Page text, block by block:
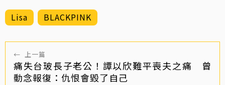
Lisa BLACKPINK
← 上一篇
痛失台玻長子老公！譚以欣難平喪夫之痛 曾
動念報復：仇恨會毀了自己